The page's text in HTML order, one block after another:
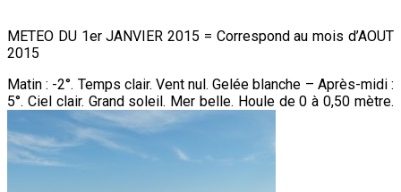
METEO DU 1er JANVIER 2015 = Correspond au mois d’AOUT
2015
Matin : -2°. Temps clair. Vent nul. Gelée blanche – Après-midi :
5°. Ciel clair. Grand soleil. Mer belle. Houle de 0 à 0,50 mètre.